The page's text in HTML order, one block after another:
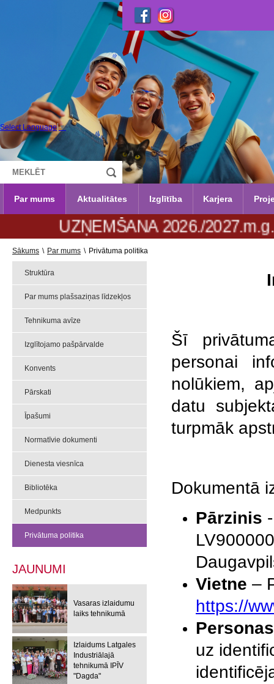
Select Language ▼
Par mums Aktualitātes Izglītība Karjera
2026./2027.m.g. no 29.
Sākums \ Par mums \ Privātuma politika
Struktūra
Par mums plašsaziņas līdzekļos
Tehnikuma avīze
Izglītojamo pašpārvalde
Konvents
Pārskati
Īpašumi
Normatīvie dokumenti
Dienesta viesnīca
Bibliotēka
Medpunkts
Privātuma politika
JAUNUMI
Vasaras izlaidumu
laiks tehnikumā
Izlaidums Latgales
Industriālajā
tehnikumā IPĪV
"Dagda"
Šī
personai
nolūkiem,
datu
turpmāk
Dokumentā
Pārzinis
Vietne –
https://
uz